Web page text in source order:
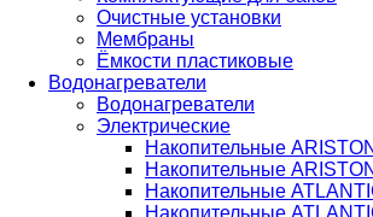
Очистные установки
Мембраны
Ёмкости пластиковые
Водонагреватели
Водонагреватели
Электрические
Накопительные
Накопительные
Накопительные